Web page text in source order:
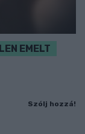
EMELT
Szólj hozzá!